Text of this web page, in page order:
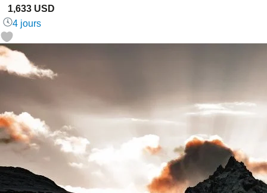
1,633 USD
4 jours